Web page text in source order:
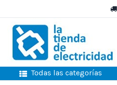
Todas las categorías